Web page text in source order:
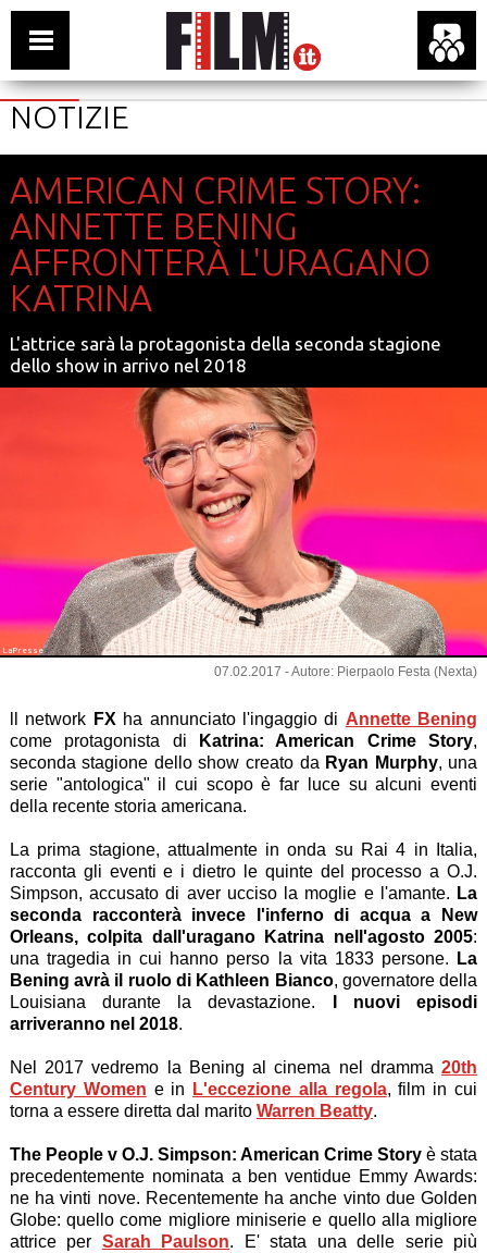
NOTIZIE
AMERICAN CRIME STORY:
ANNETTE BENING
AFFRONTERÀ L'URAGANO
KATRINA
L'attrice sarà la protagonista della seconda stagione
dello show in arrivo nel 2018
LaPresse
07.02.2017 - Autore: Pierpaolo Festa (Nexta)
ll network FX ha annunciato l'ingaggio di Annette Bening
come protagonista di
Katrina: American Crime Story,
seconda stagione dello show creato da Ryan Murphy, una
serie "antologica" il cui scopo è far luce su alcuni eventi
della recente storia americana.
La prima stagione, attualmente in onda su Rai 4 in Italia,
racconta gli eventi e i dietro le quinte del processo a O.J.
Simpson, accusato di aver ucciso la moglie e l'amante. La
seconda racconterà invece l'inferno di acqua a New
Orleans, colpita dall'uragano Katrina nell'agosto 2005:
una tragedia in cui hanno perso la vita 1833 persone.
La
Bening avrà il ruolo di Kathleen Bianco, governatore della
Louisiana durante la devastazione. I nuovi episodi
arriveranno nel 2018.
Nel 2017 vedremo la Bening al cinema nel dramma20th
Century Women e in L'eccezione alla regola, film in cui
torna a essere diretta dal marito Warren Beatty.
The People v O.J. Simpson: American Crime Story è stata
precedentemente nominata a ben ventidue Emmy Awards:
ne ha vinti nove. Recentemente ha anche vinto due Golden
Globe: quello come migliore miniserie e quello alla migliore
attrice per Sarah Paulson. E' stata una delle serie più